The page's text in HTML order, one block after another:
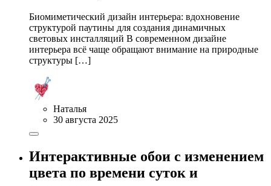
Биомиметический дизайн интерьера: вдохновение
структурой паутины для создания динамичных
световых инсталляций В современном дизайне
интерьера всё чаще обращают внимание на природные
структуры […]
Наталья
30 августа 2025
Интерактивные обои с изменением
цвета по времени суток и